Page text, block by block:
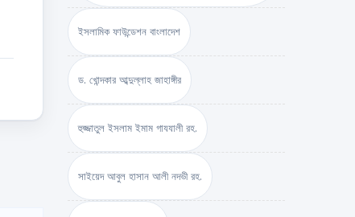
ইসলামিক ফাউন্ডেশন বাংলাদেশ
ড. খোন্দকার আব্দুল্লাহ জাহাঙ্গীর
হুজ্জাতুল ইসলাম ইমাম গাযযালী রহ.
সাইয়েদ আবুল হাসান আলী নদভী রহ.